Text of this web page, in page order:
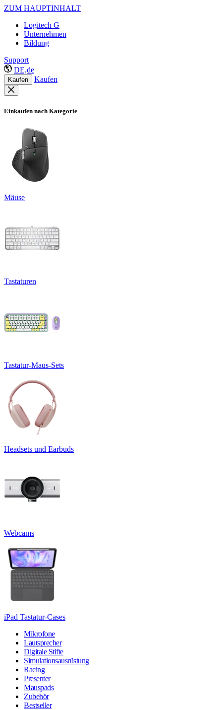
ZUM HAUPTINHALT
Logitech G
Unternehmen
Bildung
Support
DE,de
Kaufen Kaufen
Einkaufen nach Kategorie
Mäuse
Tastaturen
Tastatur-Maus-Sets
Headsets und Earbuds
Webcams
iPad Tastatur-Cases
Mikrofone
Lautsprecher
Digitale Stifte
Simulationsausrüstung
Racing
Presenter
Mauspads
Zubehör
Bestseller